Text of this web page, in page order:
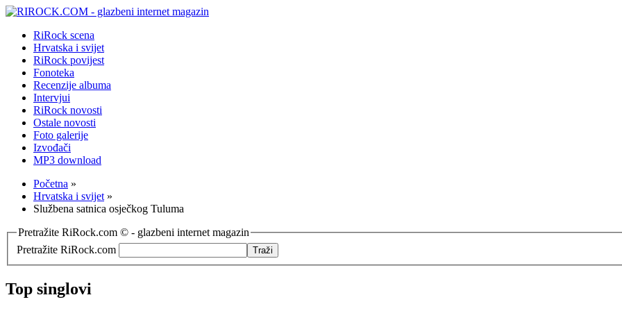
RiRock scena
Hrvatska i svijet
RiRock povijest
Fonoteka
Recenzije albuma
Intervjui
RiRock novosti
Ostale novosti
Foto galerije
Izvođači
MP3 download
Početna »
Hrvatska i svijet »
Službena satnica osječkog Tuluma
Pretražite RiRock.com © - glazbeni internet magazin
Pretražite RiRock.com
Top singlovi